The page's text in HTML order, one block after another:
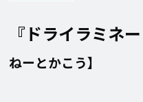
『ドライラミネ
ねーとかこう】